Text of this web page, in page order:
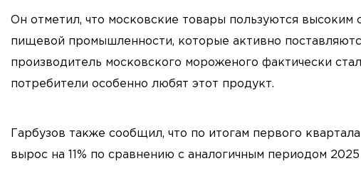
Он отметил, что московские товары пользуются
пищевой промышленности, которые активно
производитель московского мороженого фактически
потребители особенно любят этот продукт.
Гарбузов также сообщил, что по итогам первого
вырос на 11% по сравнению с аналогичным периодом 2025